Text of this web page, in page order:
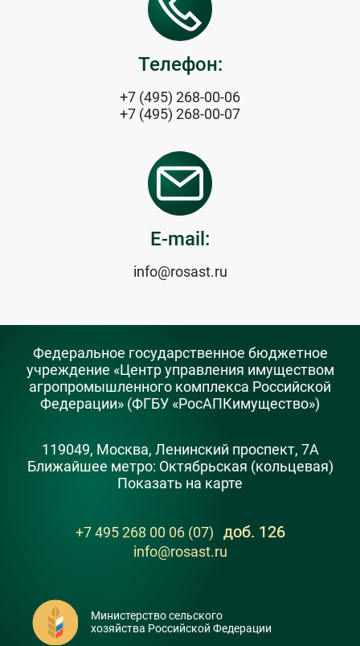
Телефон:
+7 (495) 268-00-06
+7 (495) 268-00-07
E-mail:
info@rosast.ru
Федеральное государственное бюджетное
учреждение «Центр управления имуществом
агропромышленного комплекса Российской
Федерации» (ФГБУ «РосАПКимущество»)
119049, Москва, Ленинский проспект, 7А
Ближайшее метро: Октябрьская (кольцевая)
Показать на карте
+7 495 268 00 06 (07) доб. 126
info@rosast.ru
Министерство сельского
хозяйства Российской Федерации